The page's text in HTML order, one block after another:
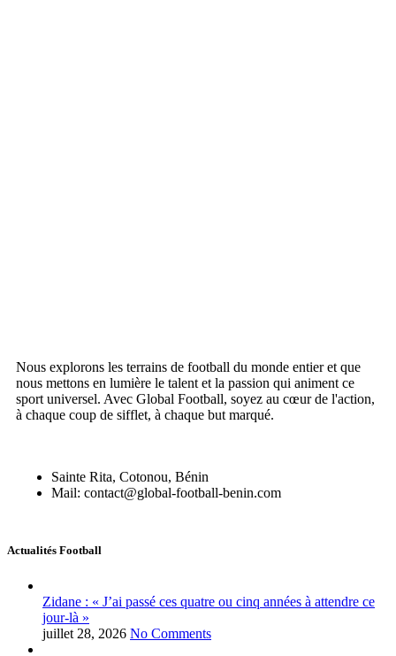
Nous explorons les terrains de football du monde entier et que
nous mettons en lumière le talent et la passion qui animent ce
sport universel. Avec Global Football, soyez au cœur de l'action,
à chaque coup de sifflet, à chaque but marqué.
Sainte Rita, Cotonou, Bénin
Mail: contact@global-football-benin.com
Actualités Football
Zidane : « J’ai passé ces quatre ou cinq années à attendre ce
jour-là »
juillet 28, 2026 No Comments